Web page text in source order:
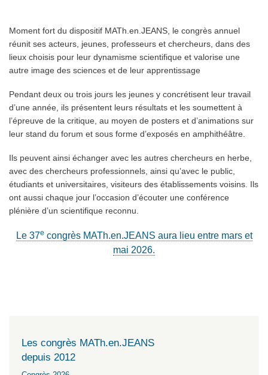
Moment fort du dispositif MATh.en.JEANS, le congrès annuel
réunit ses acteurs, jeunes, professeurs et chercheurs, dans des
lieux choisis pour leur dynamisme scientifique et valorise une
autre image des sciences et de leur apprentissage
Pendant deux ou trois jours les jeunes y concrétisent leur travail
d’une année, ils présentent leurs résultats et les soumettent à
l’épreuve de la critique, au moyen de posters et d’animations sur
leur stand du forum et sous forme d’exposés en amphithéâtre.
Ils peuvent ainsi échanger avec les autres chercheurs en herbe,
avec des chercheurs professionnels, ainsi qu’avec le public,
étudiants et universitaires, visiteurs des établissements voisins. Ils
ont aussi chaque jour l’occasion d’écouter une conférence
plénière d’un scientifique reconnu.
Le 37e congrès MATh.en.JEANS aura lieu entre mars et
mai 2026.
Les congrès MATh.en.JEANS
depuis 2012